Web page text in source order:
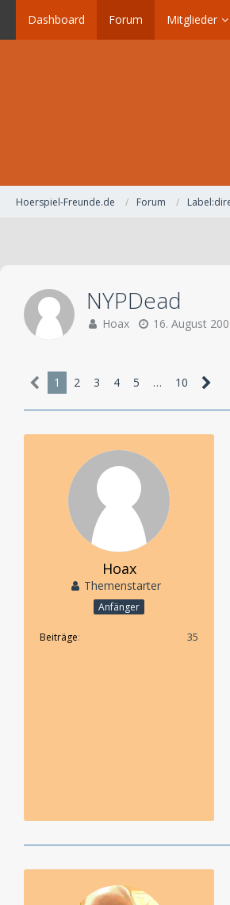
Dashboard Forum Mitglieder
Hoerspiel-Freunde.de Forum
NYPDead
Hoax 16. August
1 2 3 4 5 … 10
Hoax
Themenstarter
Anfänger
Beiträge 35